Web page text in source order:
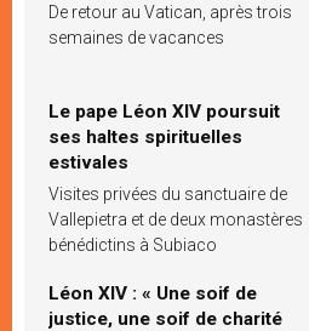
De retour au Vatican, après trois
semaines de vacances
Le pape Léon XIV poursuit
ses haltes spirituelles
estivales
Visites privées du sanctuaire de
Vallepietra et de deux monastères
bénédictins à Subiaco
Léon XIV : « Une soif de
justice, une soif de charité